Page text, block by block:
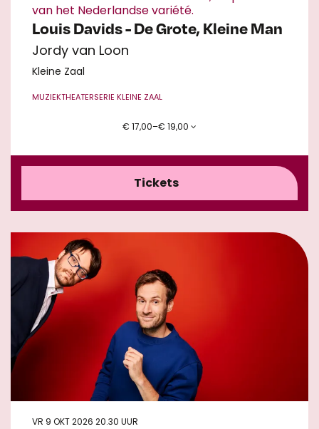
Louis Davids - De Grote, Kleine Man
Jordy van Loon
van het Nederlandse variété.
Kleine Zaal
MUZIEKTHEATERSERIE KLEINE ZAAL
€ 17,00–€ 19,00
Tickets
VR 9 OKT 2026 20.30 UUR